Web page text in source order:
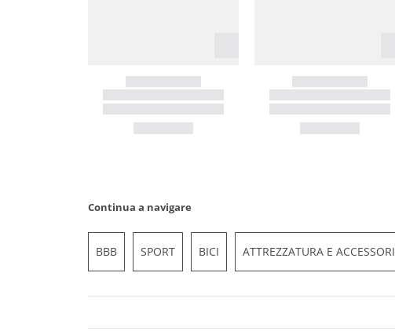
Continua a navigare
BBB SPORT BICI ATTREZZATURA E ACCESSORI